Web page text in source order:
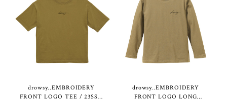
drowsy..EMBROIDERY
FRONT LOGO TEE / 23SS /
drowsy..EMBROIDERY
FRONT LOGO LONG